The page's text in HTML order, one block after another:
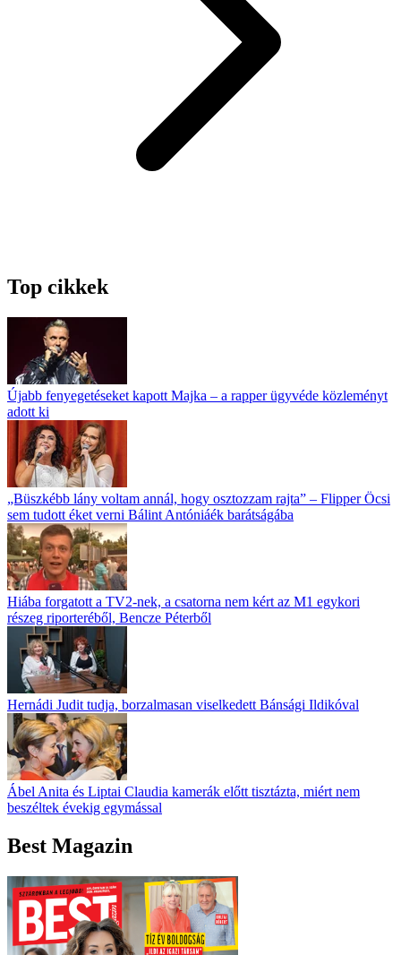
Top cikkek
Újabb fenyegetéseket kapott Majka – a rapper ügyvéde közleményt
adott ki
„Büszkébb lány voltam annál, hogy osztozzam rajta” – Flipper Öcsi
sem tudott éket verni Bálint Antóniáék barátságába
Hiába forgatott a TV2-nek, a csatorna nem kért az M1 egykori
részeg riporteréből, Bencze Péterből
Hernádi Judit tudja, borzalmasan viselkedett Bánsági Ildikóval
Ábel Anita és Liptai Claudia kamerák előtt tisztázta, miért nem
beszéltek évekig egymással
Best Magazin